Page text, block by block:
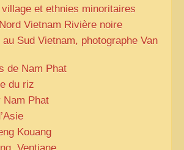
et ethnies minoritaires
Vietnam Rivière noire
Sud Vietnam, photographe Van
de Nam Phat
du riz
Nam Phat
Kouang